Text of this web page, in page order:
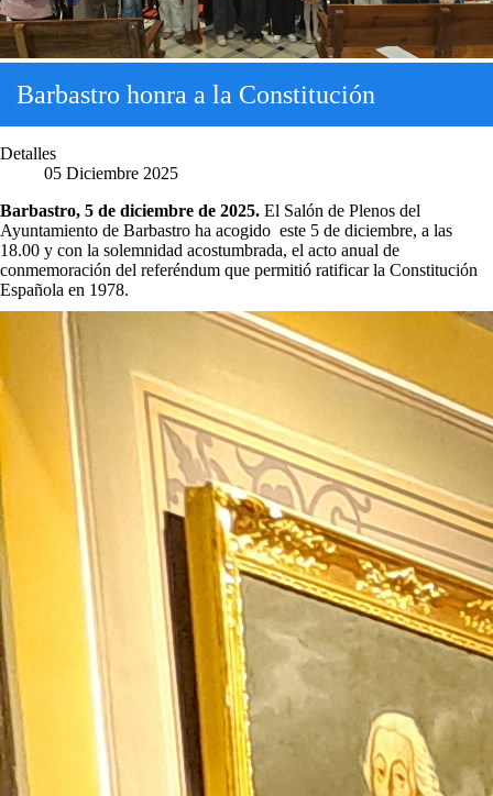
Barbastro honra a la Constitución
Detalles
05 Diciembre 2025
Barbastro, 5 de diciembre de 2025. El Salón de Plenos del
Ayuntamiento de Barbastro ha acogido este 5 de diciembre, a las
18.00 y con la solemnidad acostumbrada, el acto anual de
conmemoración del referéndum que permitió ratificar la Constitución
Española en 1978.